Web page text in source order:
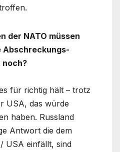
der NATO müssen
Abschreckungs-
noch?
für richtig hält – trotz
USA, das würde
haben. Russland
Antwort die dem
USA einfällt, sind